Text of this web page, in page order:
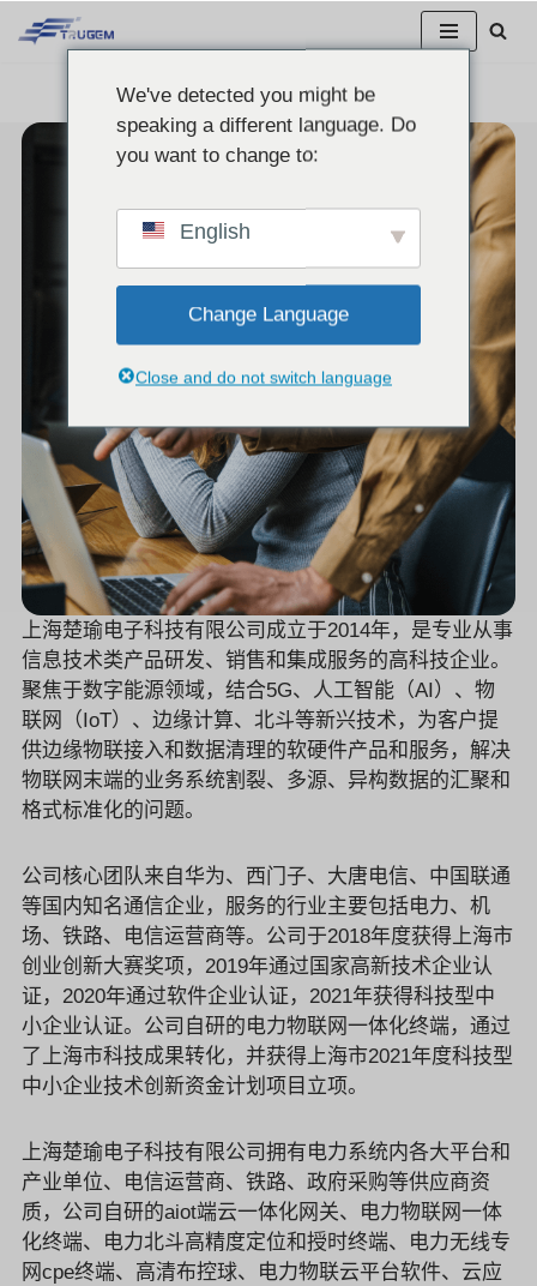
正
上海楚瑜电子科技有限公司成立于2014年，是专业从事
信息技术类产品研发、销售和集成服务的高科技企业。
聚焦于数字能源领域，结合5G、人工智能（AI）、物
联网（IoT）、边缘计算、北斗等新兴技术，为客户提
供边缘物联接入和数据清理的软硬件产品和服务，解决
物联网末端的业务系统割裂、多源、异构数据的汇聚和
格式标准化的问题。
公司核心团队来自华为、西门子、大唐电信、中国联通
等国内知名通信企业，服务的行业主要包括电力、机
场、铁路、电信运营商等。公司于2018年度获得上海市
创业创新大赛奖项，2019年通过国家高新技术企业认
证，2020年通过软件企业认证，2021年获得科技型中
小企业认证。公司自研的电力物联网一体化终端，通过
了上海市科技成果转化，并获得上海市2021年度科技型
中小企业技术创新资金计划项目立项。
上海楚瑜电子科技有限公司拥有电力系统内各大平台和
产业单位、电信运营商、铁路、政府采购等供应商资
质，公司自研的aiot端云一体化网关、电力物联网一体
化终端、电力北斗高精度定位和授时终端、电力无线专
网cpe终端、高清布控球、电力物联云平台软件、云应
We've detected you might be
speaking a different language. Do
you want to change to:
English
Change Language
Close and do not switch language